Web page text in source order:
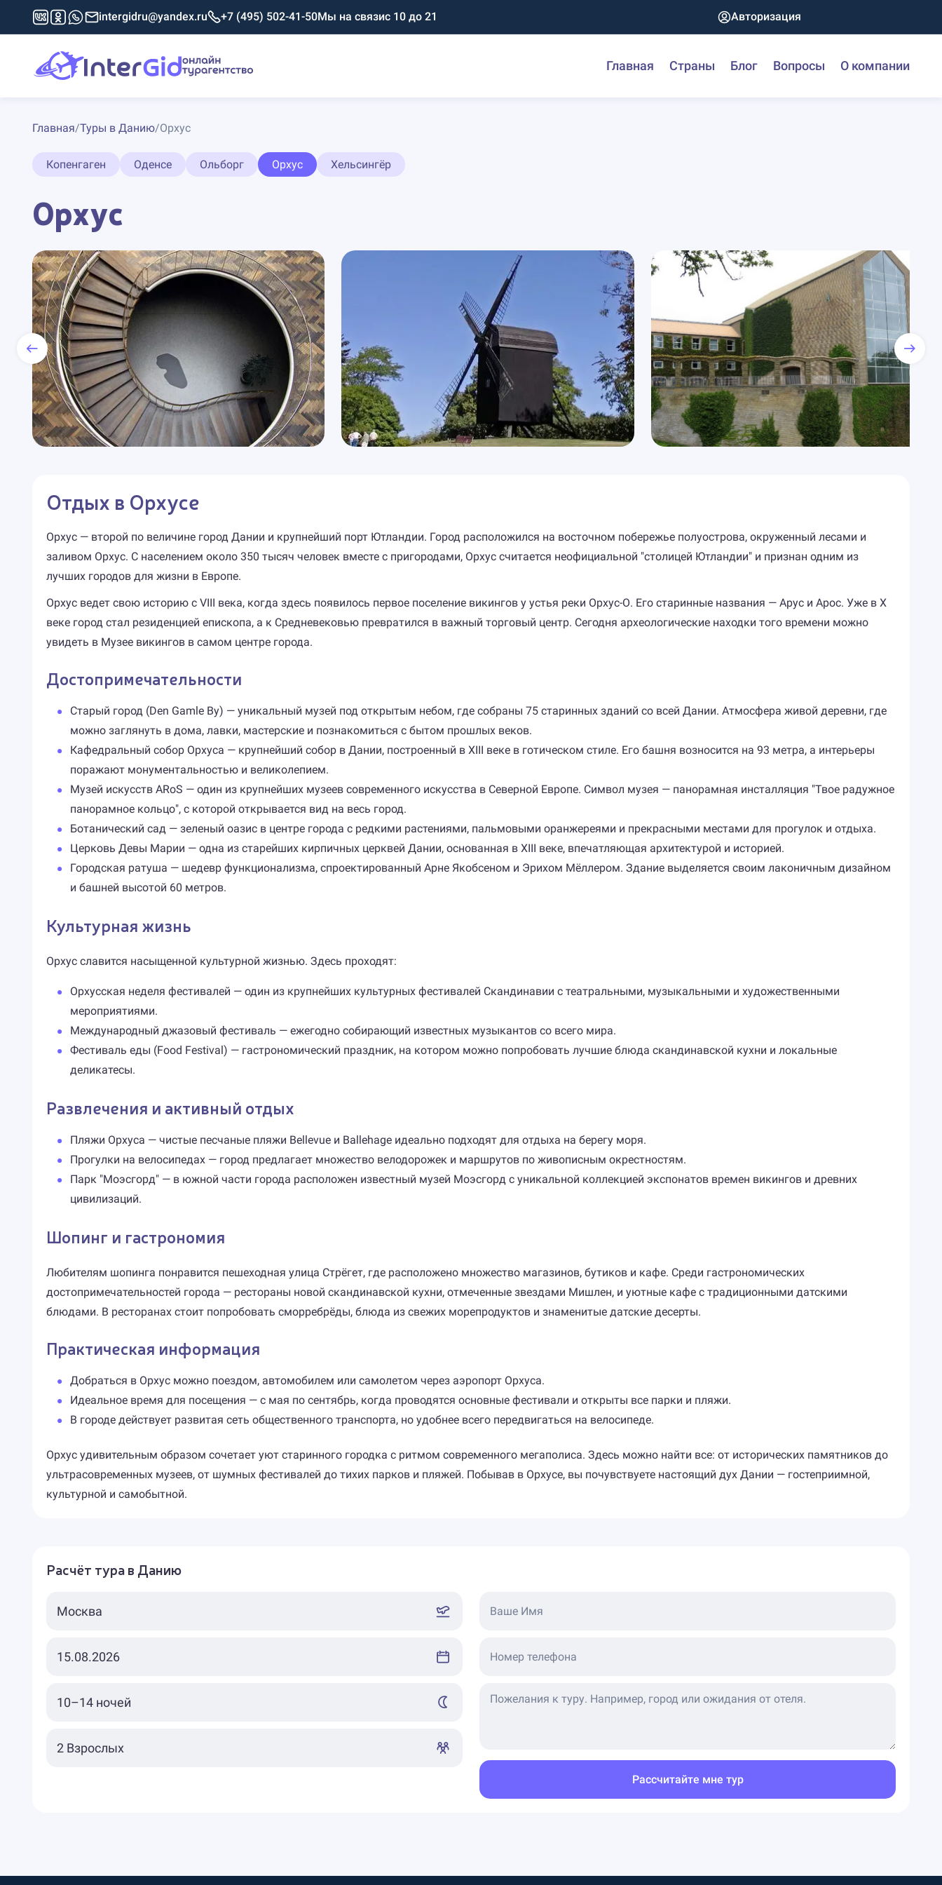
intergidru@yandex.ru +7 (495) 502-41-50Мы на связис 10 до 21 Авторизация
Главная Страны Блог Вопросы О компании
Главная/Туры в Данию/Орхус
Копенгаген Оденсе Ольборг Орхус Хельсингёр
Орхус
Отдых в Орхусе
Орхус — второй по величине город Дании и крупнейший порт Ютландии. Город расположился на восточном побережье полуострова, окруженный лесами и
заливом Орхус. С населением около 350 тысяч человек вместе с пригородами, Орхус считается неофициальной "столицей Ютландии" и признан одним из
лучших городов для жизни в Европе.
Орхус ведет свою историю с VIII века, когда здесь появилось первое поселение викингов у устья реки Орхус-О. Его старинные названия — Арус и Арос. Уже в X
веке город стал резиденцией епископа, а к Средневековью превратился в важный торговый центр. Сегодня археологические находки того времени можно
увидеть в Музее викингов в самом центре города.
Достопримечательности
Старый город (Den Gamle By) — уникальный музей под открытым небом, где собраны 75 старинных зданий со всей Дании. Атмосфера живой деревни, где
можно заглянуть в дома, лавки, мастерские и познакомиться с бытом прошлых веков.
Кафедральный собор Орхуса — крупнейший собор в Дании, построенный в XIII веке в готическом стиле. Его башня возносится на 93 метра, а интерьеры
поражают монументальностью и великолепием.
Музей искусств ARoS — один из крупнейших музеев современного искусства в Северной Европе. Символ музея — панорамная инсталляция "Твое радужное
панорамное кольцо", с которой открывается вид на весь город.
Ботанический сад — зеленый оазис в центре города с редкими растениями, пальмовыми оранжереями и прекрасными местами для прогулок и отдыха.
Церковь Девы Марии — одна из старейших кирпичных церквей Дании, основанная в XIII веке, впечатляющая архитектурой и историей.
Городская ратуша — шедевр функционализма, спроектированный Арне Якобсеном и Эрихом Мёллером. Здание выделяется своим лаконичным дизайном
и башней высотой 60 метров.
Культурная жизнь
Орхус славится насыщенной культурной жизнью. Здесь проходят:
Орхусская неделя фестивалей — один из крупнейших культурных фестивалей Скандинавии с театральными, музыкальными и художественными
мероприятиями.
Международный джазовый фестиваль — ежегодно собирающий известных музыкантов со всего мира.
Фестиваль еды (Food Festival) — гастрономический праздник, на котором можно попробовать лучшие блюда скандинавской кухни и локальные
деликатесы.
Развлечения и активный отдых
Пляжи Орхуса — чистые песчаные пляжи Bellevue и Ballehage идеально подходят для отдыха на берегу моря.
Прогулки на велосипедах — город предлагает множество велодорожек и маршрутов по живописным окрестностям.
Парк "Моэсгорд" — в южной части города расположен известный музей Моэсгорд с уникальной коллекцией экспонатов времен викингов и древних
цивилизаций.
Шопинг и гастрономия
Любителям шопинга понравится пешеходная улица Стрёгет, где расположено множество магазинов, бутиков и кафе. Среди гастрономических
достопримечательностей города — рестораны новой скандинавской кухни, отмеченные звездами Мишлен, и уютные кафе с традиционными датскими
блюдами. В ресторанах стоит попробовать сморребрёды, блюда из свежих морепродуктов и знаменитые датские десерты.
Практическая информация
Добраться в Орхус можно поездом, автомобилем или самолетом через аэропорт Орхуса.
Идеальное время для посещения — с мая по сентябрь, когда проводятся основные фестивали и открыты все парки и пляжи.
В городе действует развитая сеть общественного транспорта, но удобнее всего передвигаться на велосипеде.
Орхус удивительным образом сочетает уют старинного городка с ритмом современного мегаполиса. Здесь можно найти все: от исторических памятников до
ультрасовременных музеев, от шумных фестивалей до тихих парков и пляжей. Побывав в Орхусе, вы почувствуете настоящий дух Дании — гостеприимной,
культурной и самобытной.
Расчёт тура в Данию
Ваше Имя
Номер телефона
Рассчитайте мне тур